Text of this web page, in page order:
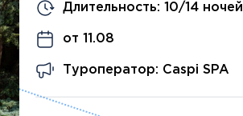
Япония
Смотреть все
Длительность: 10/14 ночей
от 11.08
Туроператор: Caspi SPA